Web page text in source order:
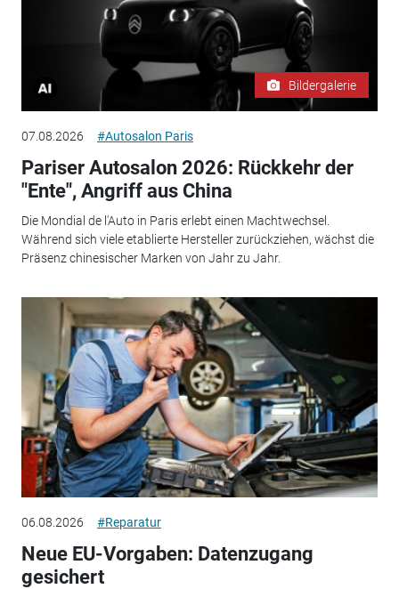
Bildergalerie
07.08.2026 #Autosalon Paris
Pariser Autosalon 2026: Rückkehr der
"Ente", Angriff aus China
Die Mondial de l'Auto in Paris erlebt einen Machtwechsel.
Während sich viele etablierte Hersteller zurückziehen, wächst die
Präsenz chinesischer Marken von Jahr zu Jahr.
06.08.2026 #Reparatur
Neue EU-Vorgaben: Datenzugang
gesichert